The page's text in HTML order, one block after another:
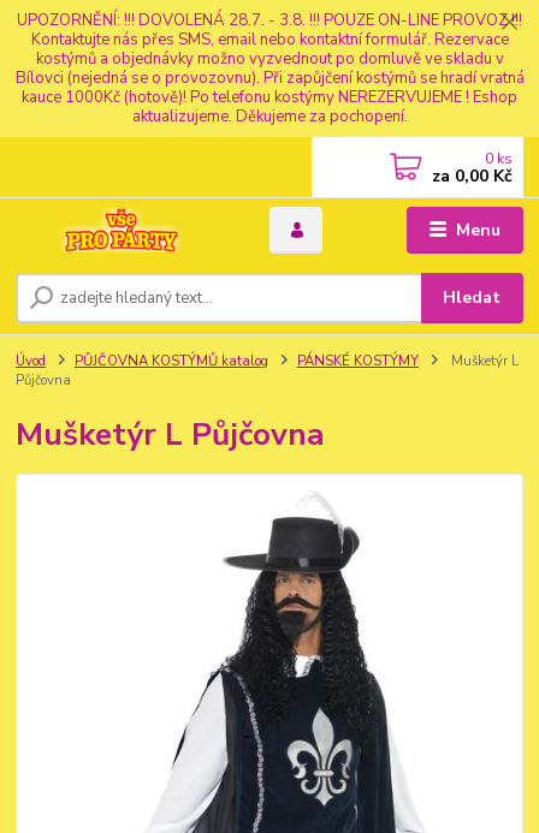
UPOZORNĚNÍ: !!! DOVOLENÁ 28.7. - 3.8. !!! POUZE ON-LINE PROVOZ !!!
Kontaktujte nás přes SMS, email nebo kontaktní formulář. Rezervace
kostýmů a objednávky možno vyzvednout po domluvě ve skladu v
Bílovci (nejedná se o provozovnu). Při zapůjčení kostýmů se hradí vratná
kauce 1000Kč (hotově)! Po telefonu kostýmy NEREZERVUJEME ! Eshop
aktualizujeme. Děkujeme za pochopení.
Menu
Hledat
0 ks
za 0,00 Kč
Úvod PŮJČOVNA KOSTÝMŮ katalog PÁNSKÉ KOSTÝMY
Mušketýr L
Půjčovna
Mušketýr L Půjčovna